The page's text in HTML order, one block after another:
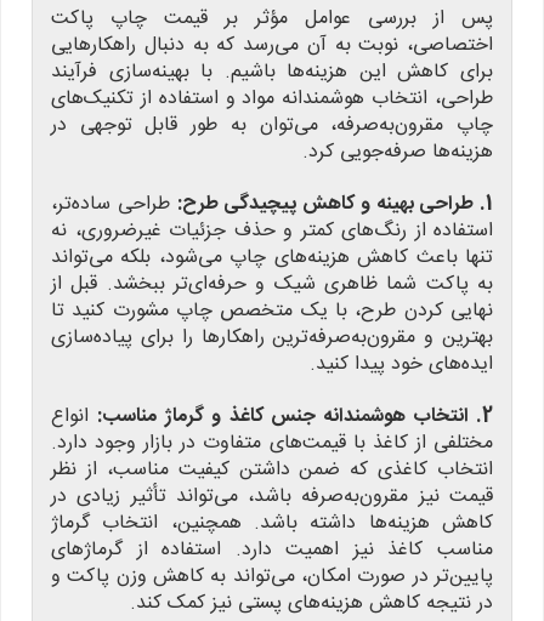
پس از بررسی عوامل مؤثر بر قیمت چاپ پاکت
اختصاصی، نوبت به آن می‌رسد که به دنبال راهکارهایی
برای کاهش این هزینه‌ها باشیم. با بهینه‌سازی فرآیند
طراحی، انتخاب هوشمندانه مواد و استفاده از تکنیک‌های
چاپ مقرون‌به‌صرفه، می‌توان به طور قابل توجهی در
هزینه‌ها صرفه‌جویی کرد.
1. طراحی بهینه و کاهش پیچیدگی طرح:
طراحی ساده‌تر،
استفاده از رنگ‌های کمتر و حذف جزئیات غیرضروری، نه
تنها باعث کاهش هزینه‌های چاپ می‌شود، بلکه می‌تواند
به پاکت شما ظاهری شیک و حرفه‌ای‌تر ببخشد. قبل از
نهایی کردن طرح، با یک متخصص چاپ مشورت کنید تا
بهترین و مقرون‌به‌صرفه‌ترین راهکارها را برای پیاده‌سازی
ایده‌های خود پیدا کنید.
2. انتخاب هوشمندانه جنس کاغذ و گرماژ مناسب:
انواع
مختلفی از کاغذ با قیمت‌های متفاوت در بازار وجود دارد.
انتخاب کاغذی که ضمن داشتن کیفیت مناسب، از نظر
قیمت نیز مقرون‌به‌صرفه باشد، می‌تواند تأثیر زیادی در
کاهش هزینه‌ها داشته باشد. همچنین، انتخاب گرماژ
مناسب کاغذ نیز اهمیت دارد. استفاده از گرماژهای
پایین‌تر در صورت امکان، می‌تواند به کاهش وزن پاکت و
در نتیجه کاهش هزینه‌های پستی نیز کمک کند.